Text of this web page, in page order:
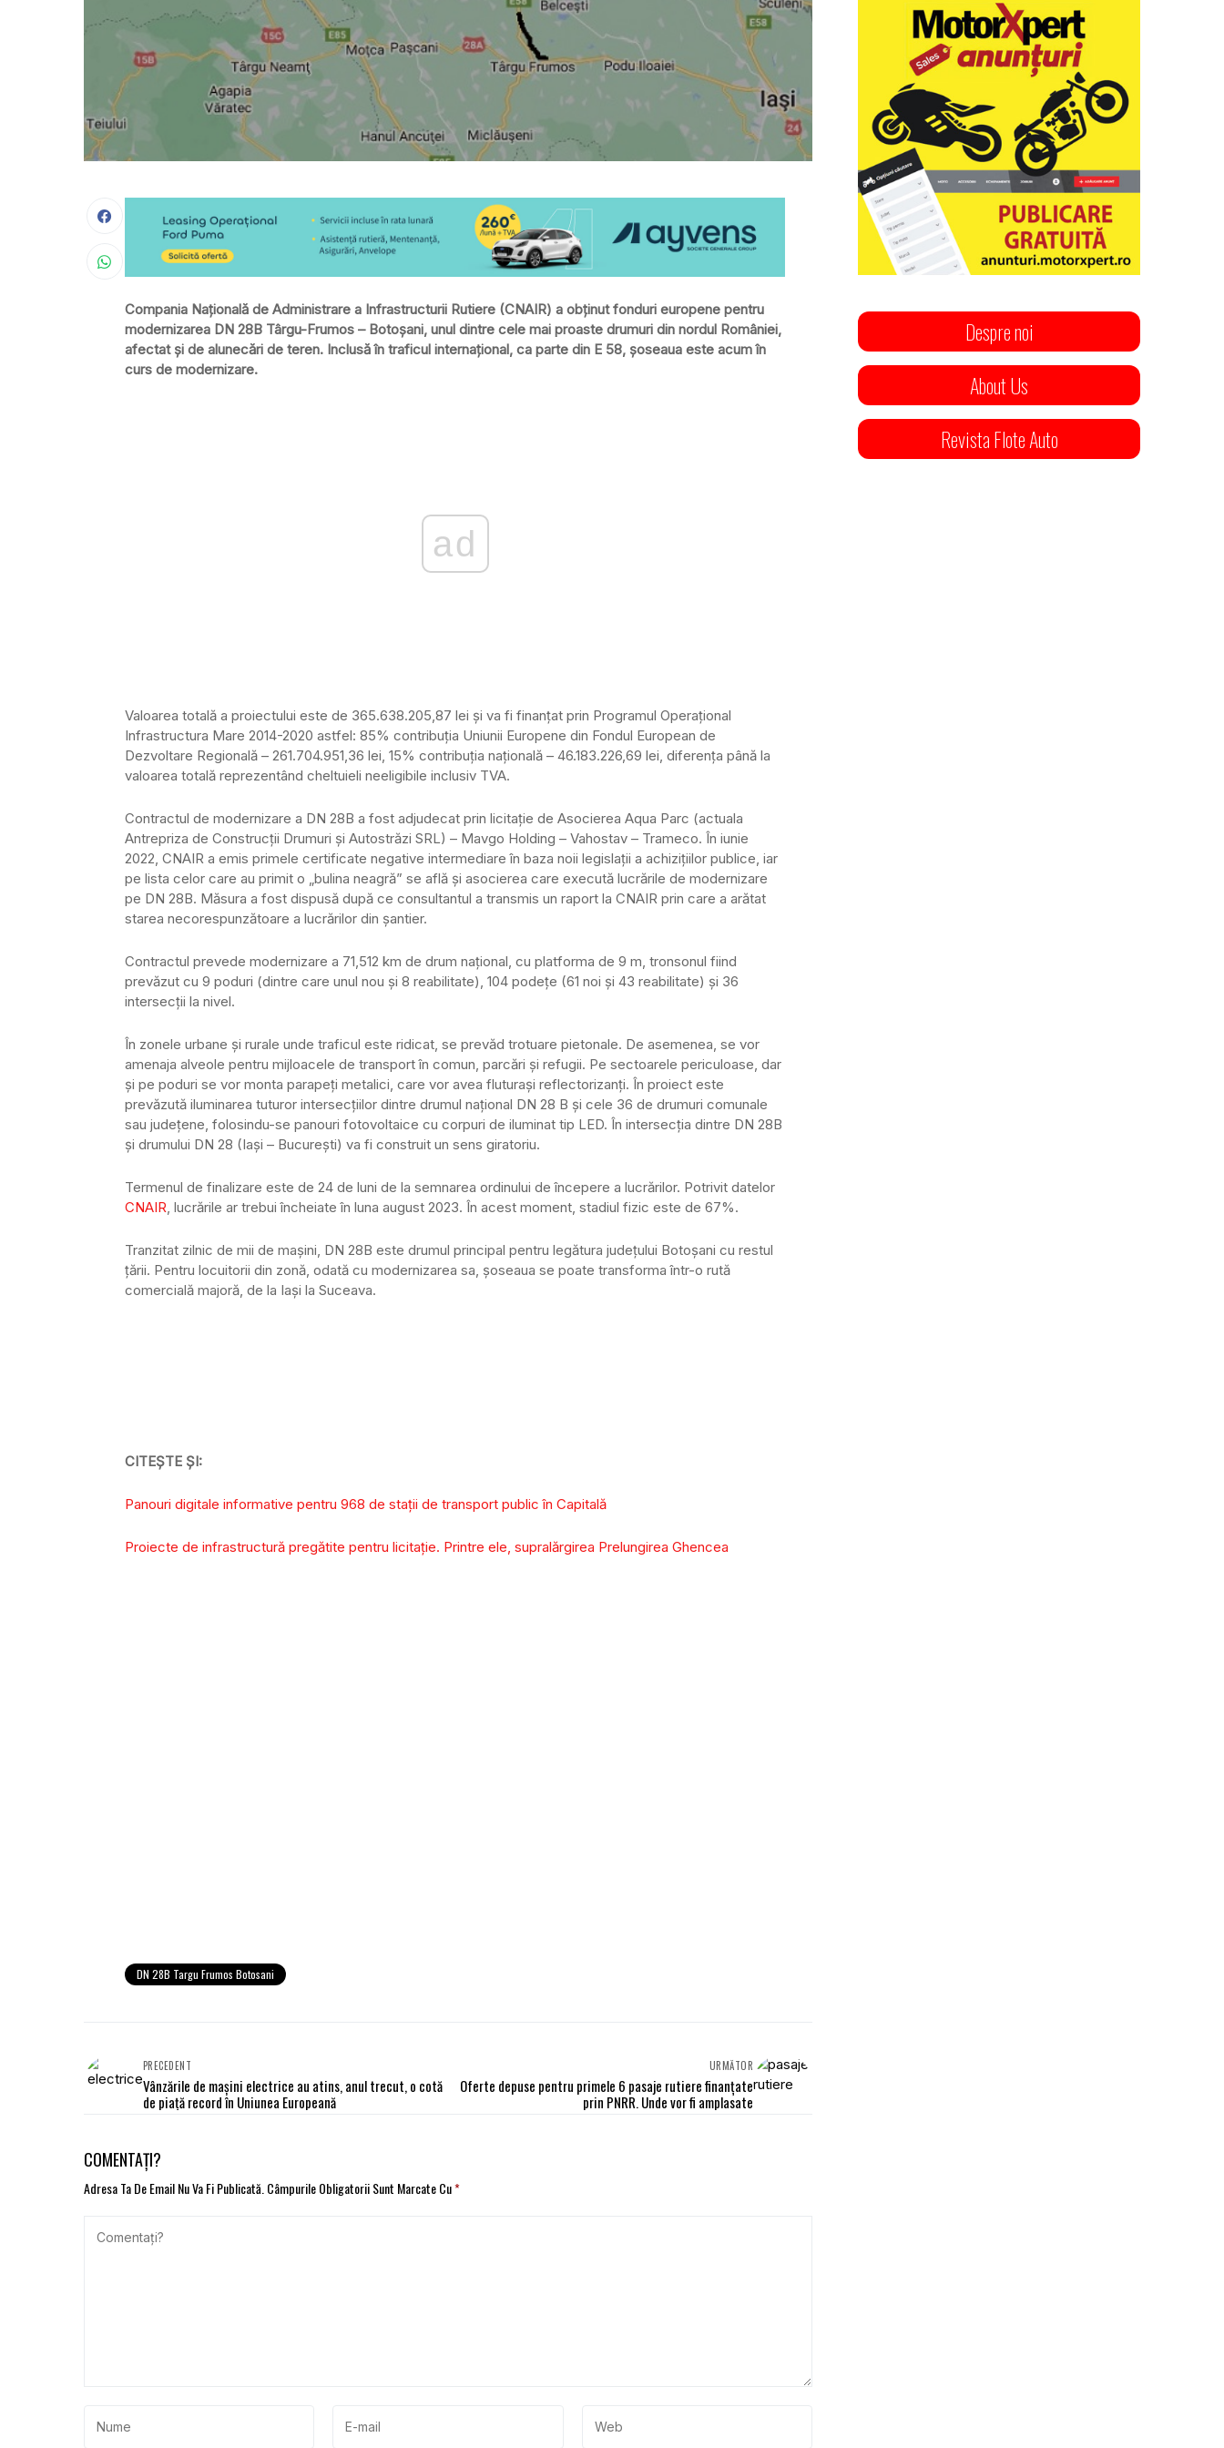
Compania Națională de Administrare a Infrastructurii Rutiere (CNAIR) a obținut fonduri europene pentru
modernizarea DN 28B Târgu-Frumos – Botoșani, unul dintre cele mai proaste drumuri din nordul României,
afectat şi de alunecări de teren. Inclusă în traficul internaţional, ca parte din E 58, șoseaua este acum în
curs de modernizare.
ad
Valoarea totală a proiectului este de 365.638.205,87 lei și va fi finanțat prin Programul Operațional
Infrastructura Mare 2014-2020 astfel: 85% contribuția Uniunii Europene din Fondul European de
Dezvoltare Regională – 261.704.951,36 lei, 15% contribuția națională – 46.183.226,69 lei, diferența până la
valoarea totală reprezentând cheltuieli neeligibile inclusiv TVA.
Contractul de modernizare a DN 28B a fost adjudecat prin licitație de Asocierea Aqua Parc (actuala
Antrepriza de Construcții Drumuri și Autostrăzi SRL) – Mavgo Holding – Vahostav – Trameco. În iunie
2022, CNAIR a emis primele certificate negative intermediare în baza noii legislații a achizițiilor publice, iar
pe lista celor care au primit o „bulina neagră” se află și asocierea care execută lucrările de modernizare
pe DN 28B. Măsura a fost dispusă după ce consultantul a transmis un raport la CNAIR prin care a arătat
starea necorespunzătoare a lucrărilor din șantier.
Contractul prevede modernizare a 71,512 km de drum național, cu platforma de 9 m, tronsonul fiind
prevăzut cu 9 poduri (dintre care unul nou și 8 reabilitate), 104 podețe (61 noi și 43 reabilitate) și 36
intersecții la nivel.
În zonele urbane şi rurale unde traficul este ridicat, se prevăd trotuare pietonale. De asemenea, se vor
amenaja alveole pentru mijloacele de transport în comun, parcări şi refugii. Pe sectoarele periculoase, dar
şi pe poduri se vor monta parapeţi metalici, care vor avea fluturaşi reflectorizanţi. În proiect este
prevăzută iluminarea tuturor intersecţiilor dintre drumul naţional DN 28 B şi cele 36 de drumuri comunale
sau judeţene, folosindu-se panouri fotovoltaice cu corpuri de iluminat tip LED. În intersecţia dintre DN 28B
şi drumului DN 28 (Iaşi – Bucureşti) va fi construit un sens giratoriu.
Termenul de finalizare este de 24 de luni de la semnarea ordinului de începere a lucrărilor. Potrivit datelor
CNAIR, lucrările ar trebui încheiate în luna august 2023. În acest moment, stadiul fizic este de 67%.
Tranzitat zilnic de mii de maşini, DN 28B este drumul principal pentru legătura judeţului Botoşani cu restul
ţării. Pentru locuitorii din zonă, odată cu modernizarea sa, şoseaua se poate transforma într-o rută
comercială majoră, de la Iaşi la Suceava.
CITEȘTE ȘI:
Panouri digitale informative pentru 968 de stații de transport public în Capitală
Proiecte de infrastructură pregătite pentru licitație. Printre ele, supralărgirea Prelungirea Ghencea
DN 28B Targu Frumos Botosani
PRECEDENT
Vânzările de mașini electrice au atins, anul trecut, o cotă
de piață record în Uniunea Europeană
URMĂTOR
Oferte depuse pentru primele 6 pasaje rutiere finanțate
prin PNRR. Unde vor fi amplasate
COMENTAȚI?
Adresa Ta De Email Nu Va Fi Publicată. Câmpurile Obligatorii Sunt Marcate Cu*
Despre noi
About Us
Revista Flote Auto